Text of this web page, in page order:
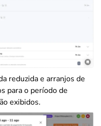
reduzida e arranjos de
para o período de
exibidos.